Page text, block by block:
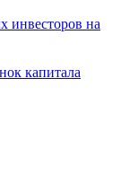
инвесторов на
капитала